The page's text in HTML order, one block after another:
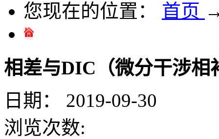
您现在的位置：
首页
相差与DIC（微分干涉相
日期：
2019-09-30
浏览次数: